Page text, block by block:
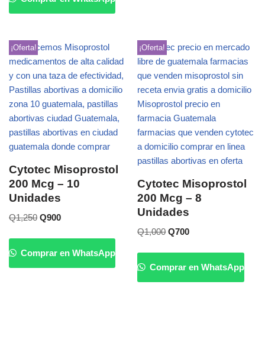
¡Oferta!
Cytotec Misoprostol
200 Mcg – 10
Unidades
Q1,250 Q900
Comprar en WhatsApp
¡Oferta!
Cytotec Misoprostol
200 Mcg – 8
Unidades
Q1,000 Q700
Comprar en WhatsApp